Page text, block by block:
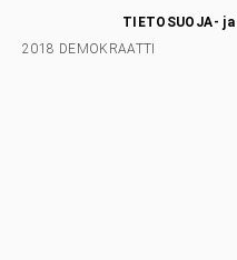
2018 DEMOKRAATTI
TIETOSUOJA- ja